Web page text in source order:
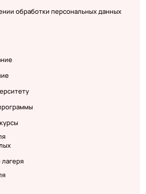
обработки персональных данных